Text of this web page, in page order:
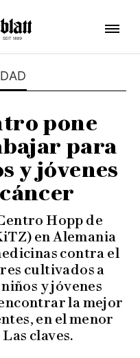
pone
para
y jóvenes
Hopp de
en Alemania
contra el
cultivados a
y jóvenes
la mejor
en el menor
claves.